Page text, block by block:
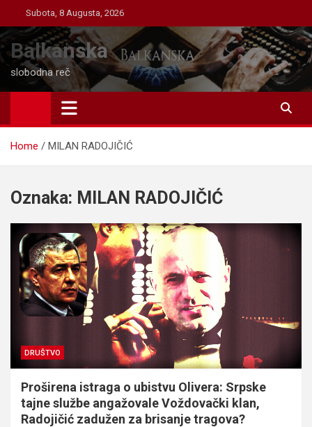
to
content
Subota, 8 Augusta, 2026
Balkanska
slobodna reč
Home MILAN RADOJIČIĆ
Oznaka: MILAN RADOJIČIĆ
DRUŠTVO
Proširena istraga o ubistvu Olivera: Srpske
tajne službe angažovale Voždovački klan,
Radojičić zadužen za brisanje tragova?